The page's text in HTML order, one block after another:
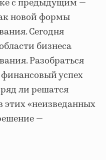
с предыдущим —
новой формы
Сегодня
бизнеса
Разобраться
успех
ли решатся
этих «неизведанных
—